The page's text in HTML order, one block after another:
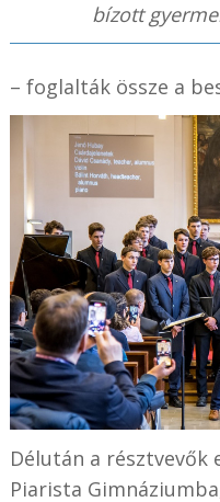
bízott
– foglalták össze a
Délután a
Piarista